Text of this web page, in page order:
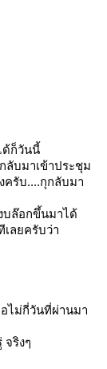
ด้ก็วันนี้
ลับมาเข้าประชุม
ครับ....กุกลับมา
บล๊อกขึ้นมาได้
ลยครับว่า
อไม่กี่วันที่ผ่านมา
จริงๆ